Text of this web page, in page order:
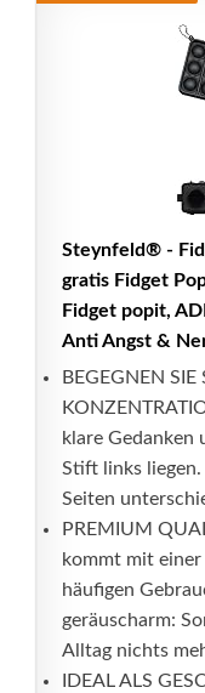
Steynfeld® -
gratis Fidget
Fidget popit,
Anti Angst &
BEGEGNEN SIE
klare Gedanken
Stift links
Seiten
PREMIUM
kommt mit
häufigen
geräuscharm:
Alltag nichts
IDEAL ALS